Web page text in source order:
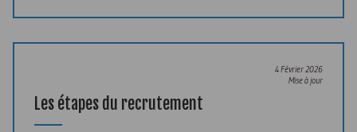
4 Février 2026
Mise à jour
Les étapes du recrutement